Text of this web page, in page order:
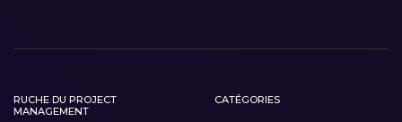
RUCHE DU PROJECT
MANAGEMENT
CATÉGORIES